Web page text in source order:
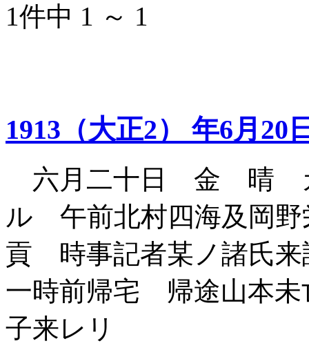
1件中 1 ～ 1
1913（大正2） 年6月20
六月二十日 金 晴
ル 午前北村四海及岡
貢 時事記者某ノ諸氏
一時前帰宅 帰途山本
子来レリ